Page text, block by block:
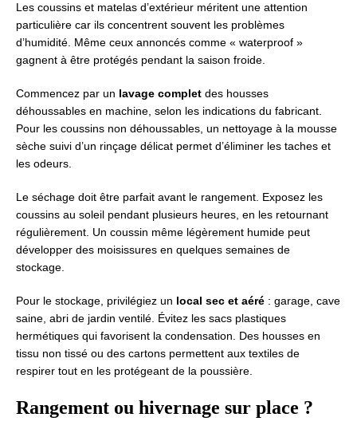
Les coussins et matelas d’extérieur méritent une attention
particulière car ils concentrent souvent les problèmes
d’humidité. Même ceux annoncés comme « waterproof »
gagnent à être protégés pendant la saison froide.
Commencez par un lavage complet des housses
déhoussables en machine, selon les indications du fabricant.
Pour les coussins non déhoussables, un nettoyage à la mousse
sèche suivi d’un rinçage délicat permet d’éliminer les taches et
les odeurs.
Le séchage doit être parfait avant le rangement. Exposez les
coussins au soleil pendant plusieurs heures, en les retournant
régulièrement. Un coussin même légèrement humide peut
développer des moisissures en quelques semaines de
stockage.
Pour le stockage, privilégiez un local sec et aéré : garage, cave
saine, abri de jardin ventilé. Évitez les sacs plastiques
hermétiques qui favorisent la condensation. Des housses en
tissu non tissé ou des cartons permettent aux textiles de
respirer tout en les protégeant de la poussière.
Rangement ou hivernage sur place ?